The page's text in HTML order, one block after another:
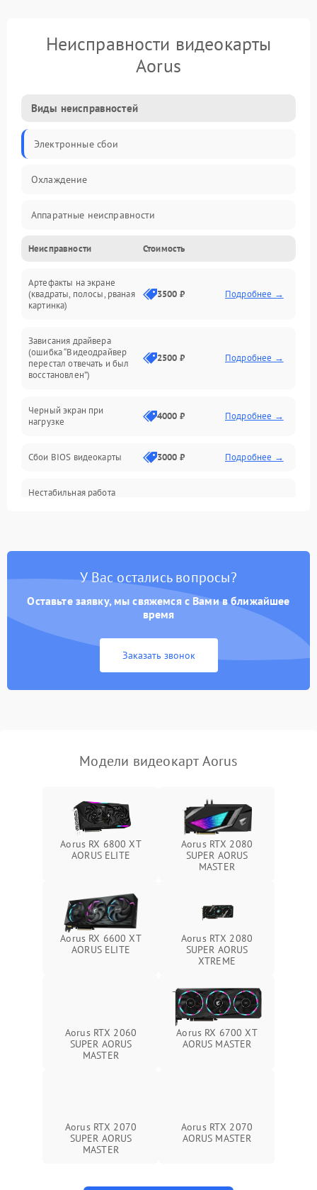
Неисправности видеокарты
Aorus
Виды неисправностей
Электронные сбои
Охлаждение
Аппаратные неисправности
Перегрев и термопроблемы
Видео
Интерфейсные и коммуникационные проблемы
Электропитание
ПО
Электронные компоненты
Общие поломки
Система охлаждения
Экран (дисплей)
Программные сбои
Неисправности Стоимость
Артефакты на экране
(квадраты, полосы, рваная
картинка)
3500 ₽ Подробнее →
Зависания драйвера
(ошибка “Видеодрайвер
перестал отвечать и был
восстановлен”)
2500 ₽ Подробнее →
Черный экран при
нагрузке
4000 ₽ Подробнее →
Сбои BIOS видеокарты 3000 ₽ Подробнее →
Нестабильная работа
У Вас остались вопросы?
Оставьте заявку, мы свяжемся с Вами в ближайшее
время
Заказать звонок
Модели видеокарт Aorus
Aorus RX 6800 XT
AORUS ELITE
Aorus RTX 2080
SUPER AORUS
MASTER
Aorus RX 6600 XT
AORUS ELITE
Aorus RTX 2080
SUPER AORUS
XTREME
Aorus RTX 2060
SUPER AORUS
MASTER
Aorus RX 6700 XT
AORUS MASTER
Aorus RTX 2070
SUPER AORUS
MASTER
Aorus RTX 2070
AORUS MASTER